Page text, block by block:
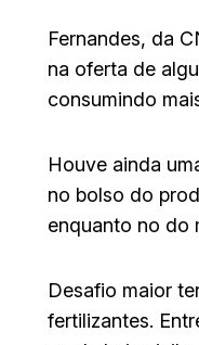
Fernandes, da
na oferta de
consumindo
Houve ainda
no bolso do
enquanto no do
Desafio maior
fertilizantes.